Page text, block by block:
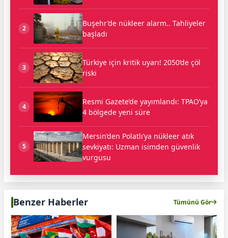
2
Buşehr’de nükleer alarm.. Tahliyeler
başladı
3
Türkiye için kritik uyarı! 2050’de çöl
riski
4
Resmi Gazete’de yayımlandı: TPAO’ya
4 bölgede yeni süre
5
Mersin’den Polatlı’ya nükleer atık
sevkiyatı: Uzman isimden güvenlik
vurgusu
Benzer Haberler Tümünü Gör